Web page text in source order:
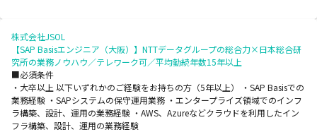
株式会社JSOL
【SAP Basisエンジニア（大阪）】NTTデータグループの総合力×日本総合研
究所の業務ノウハウ／テレワーク可／平均勤続年数15年以上
■必須条件
・大卒以上 以下いずれかのご経験をお持ちの方（5年以上） ・SAP Basisでの
業務経験 ・SAPシステムの保守運用業務 ・エンタープライズ領域でのインフ
ラ構築、設計、運用の業務経験 ・AWS、Azureなどクラウドを利用したイン
フラ構築、設計、運用の業務経験